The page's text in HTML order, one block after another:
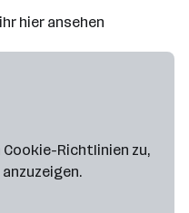
hier ansehen
Richtlinien zu,